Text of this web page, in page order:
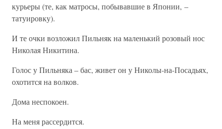
курьеры (те, как матросы, побывавшие в Японии, –
татуировку).
И те очки возложил Пильняк на маленький розовый нос
Николая Никитина.
Голос у Пильняка – бас, живет он у Николы-на-Посадьях,
охотится на волков.
Дома неспокоен.
На меня рассердится.